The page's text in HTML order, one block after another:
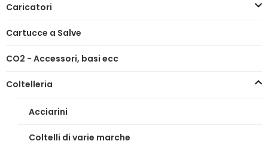
Caricatori
Cartucce a Salve
CO2 - Accessori, basi ecc
Coltelleria
Acciarini
Coltelli di varie marche